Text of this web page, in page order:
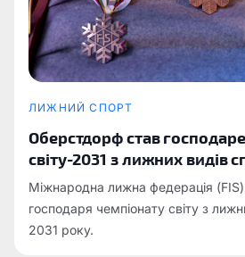
ЛИЖНИЙ СПОРТ
Оберстдорф став
світу-2031 з лижних видів
Міжнародна лижна федерація
господаря чемпіонату світу з
2031 року.